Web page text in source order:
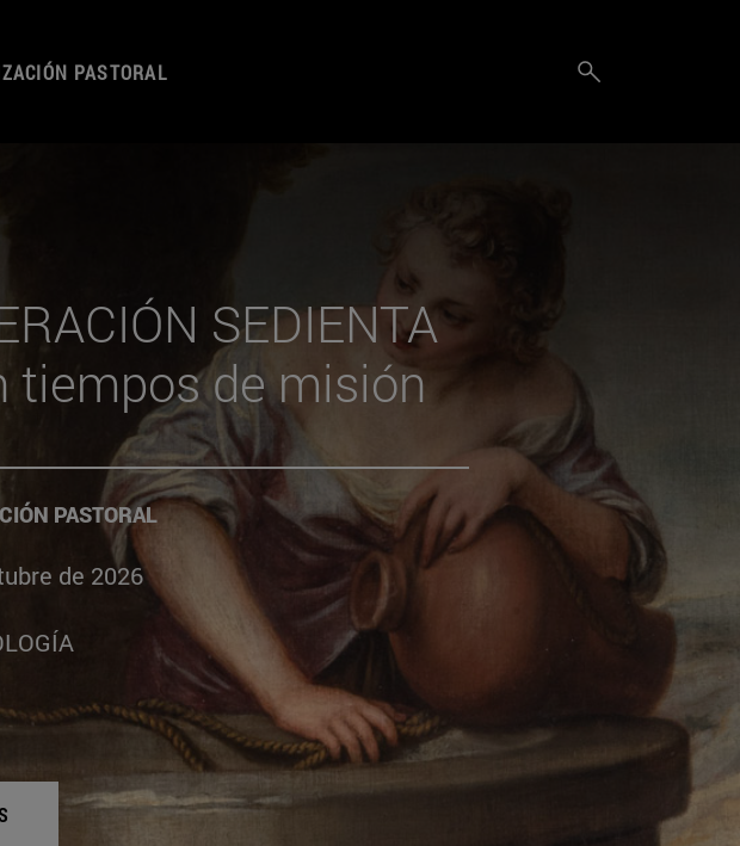
PASTORAL
SEDIENTA
tiempos de misión
PASTORAL
de 2026